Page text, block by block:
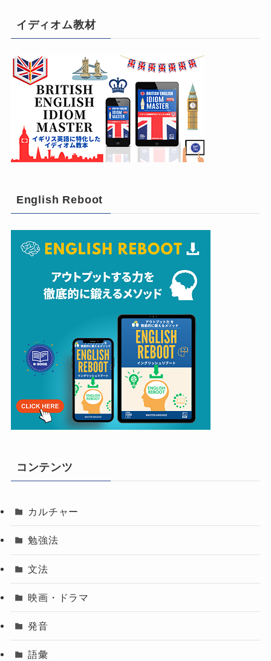
イディオム教材
English Reboot
コンテンツ
カルチャー
勉強法
文法
映画・ドラマ
発音
語彙